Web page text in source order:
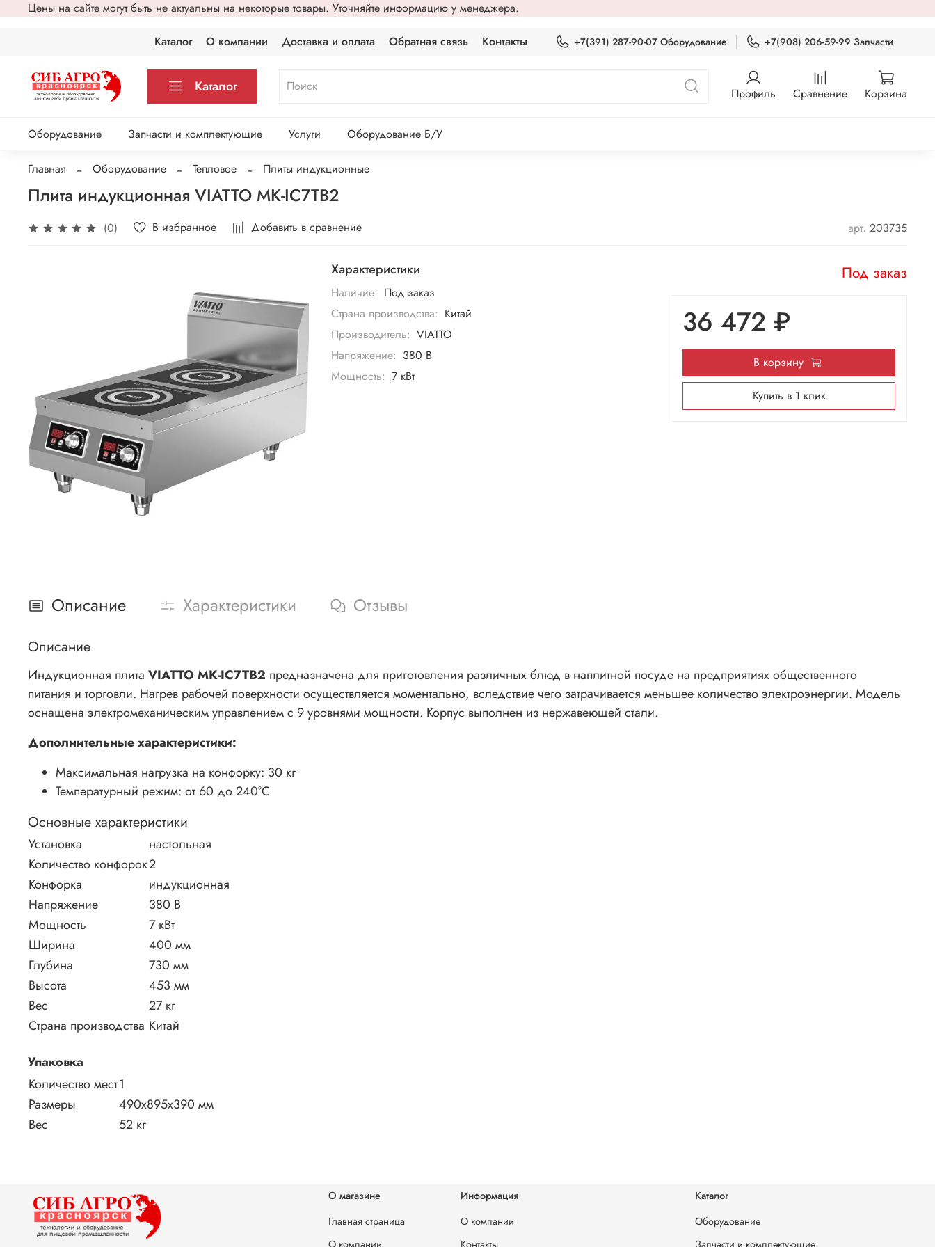
Цены на сайте могут быть не актуальны на некоторые товары. Уточняйте информацию у менеджера.
Каталог О компании Доставка и оплата Обратная связь Контакты +7(391) 287-90-07 Оборудование +7(908) 206-59-99 Запчасти
Каталог Профиль Сравнение Корзина
Оборудование Запчасти и комплектующие Услуги Оборудование Б/У
Главная Оборудование Тепловое Плиты индукционные
Плита индукционная VIATTO MK-IC7TB2
(0) В избранное Добавить в сравнение арт. 203735
Характеристики
Наличие: Под заказ
Страна производства: Китай
Производитель: VIATTO
Напряжение: 380 В
Мощность: 7 кВт
Под заказ
36 472 ₽
В корзину
Купить в 1 клик
Описание Характеристики Отзывы
Описание
Индукционная плита VIATTO MK-IC7TB2 предназначена для приготовления различных блюд в наплитной посуде на предприятиях общественного
питания и торговли. Нагрев рабочей поверхности осуществляется моментально, вследствие чего затрачивается меньшее количество электроэнергии. Модель
оснащена электромеханическим управлением с 9 уровнями мощности. Корпус выполнен из нержавеющей стали.
Дополнительные характеристики:
Максимальная нагрузка на конфорку: 30 кг
Температурный режим: от 60 до 240°С
Основные характеристики
Установка
настольная
Количество конфорок2
Конфорка
индукционная
Напряжение
380 В
Мощность
7 кВт
Ширина
400 мм
Глубина
730 мм
Высота
453 мм
Вес
27 кг
Страна производства Китай
Упаковка
Количество мест1
Размеры
490x895x390 мм
Вес
52 кг
О магазине
Главная страница
Информация
О компании
Каталог
Оборудование